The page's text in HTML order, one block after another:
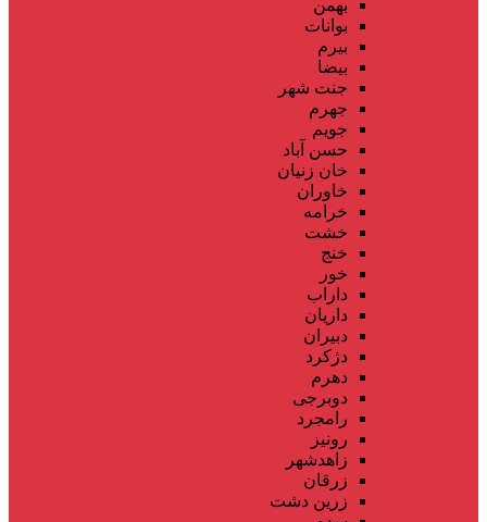
بهمن
بوانات
بیرم
بیضا
جنت شهر
جهرم
جویم
حسن آباد
خان زنیان
خاوران
خرامه
خشت
خنج
خور
داراب
داریان
دبیران
دژکرد
دهرم
دوبرجی
رامجرد
رونیز
زاهدشهر
زرقان
زرین دشت